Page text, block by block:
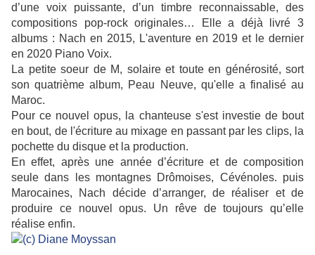
d’une voix puissante, d’un timbre reconnaissable, des
compositions pop-rock originales…
Elle a déjà livré 3
albums : Nach en 2015, L'aventure en 2019 et le dernier
en 2020 Piano Voix.
La petite soeur de M, solaire et toute en générosité, sort
son quatrième album, Peau Neuve, qu'elle a finalisé au
Maroc.
Pour ce nouvel opus, la chanteuse s'est investie de bout
en bout, de l'écriture au mixage en passant par les clips, la
pochette du disque et la production.
En effet, après une année d’écriture et de composition
seule dans les montagnes Drômoises, Cévénoles. puis
Marocaines, Nach décide d’arranger, de réaliser et de
produire ce nouvel opus. Un rêve de toujours qu’elle
réalise enfin.